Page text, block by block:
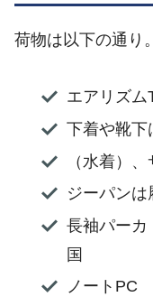
荷物は以下の通り。
エアリズム
下着や靴下
（水着）
ジーパン
長袖パーカ
国
ノートPC